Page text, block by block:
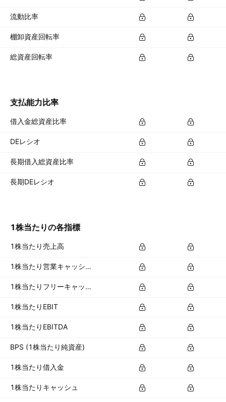
流動比率
棚卸資産回転率
総資産回転率
支払能力比率
借入金総資産比率
DEレシオ
長期借入総資産比率
長期DEレシオ
1株当たりの各指標
1株当たり売上高
1株当たり営業キャッシュフロー
1株当たりフリーキャッシュフロー
1株当たりEBIT
1株当たりEBITDA
BPS (1株当たり純資産)
1株当たり借入金
1株当たりキャッシュ